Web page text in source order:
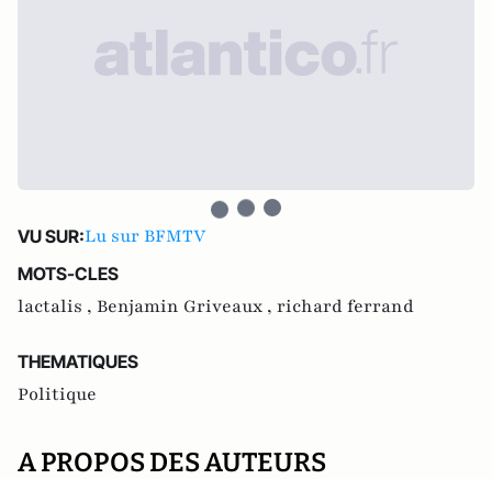
VU SUR:Lu sur BFMTV
MOTS-CLES
lactalis , Benjamin Griveaux , richard ferrand
THEMATIQUES
Politique
A PROPOS DES AUTEURS